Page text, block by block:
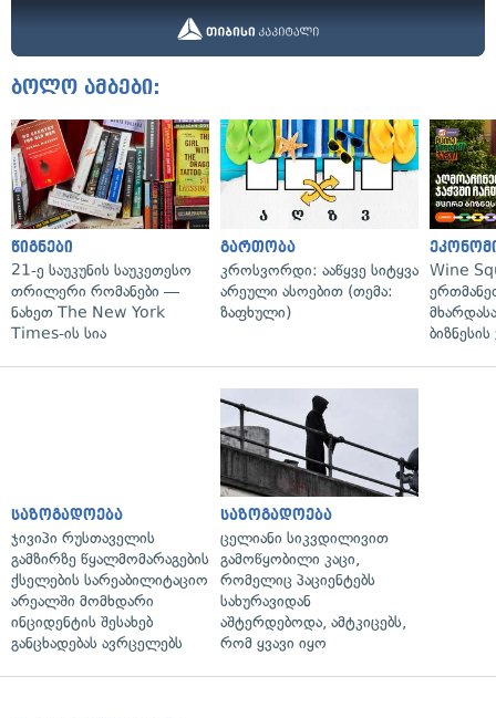
ბოლო ამბები:
წიგნები
21-ე საუკუნის საუკეთესო
თრილერი რომანები —
ნახეთ The New York
Times-ის სია
გართობა
კროსვორდი: ააწყვე სიტყვა
არეული ასოებით (თემა:
ზაფხული)
Wine
საზოგადოება
ჯივიპი რუსთაველის
გამზირზე წყალმომარაგების
ქსელების სარეაბილიტაციო
არეალში მომხდარი
ინციდენტის შესახებ
განცხადებას ავრცელებს
საზოგადოება
ცელიანი სიკვდილივით
გამოწყობილი კაცი,
რომელიც პაციენტებს
სახურავიდან
აშტერდებოდა, ამტკიცებს,
რომ ყვავი იყო